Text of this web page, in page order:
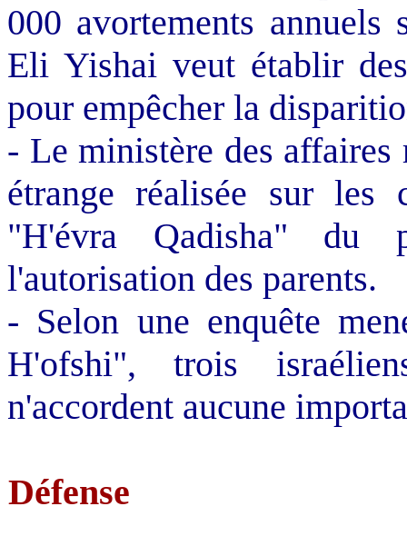
000 avortements
Eli Yishai veut établir
pour empêcher la
- Le ministère des affaires
étrange réalisée sur les
"H'évra Qadisha" du
l'autorisation des parents.
- Selon une enquête
H'ofshi", trois
n'accordent aucune
Défense